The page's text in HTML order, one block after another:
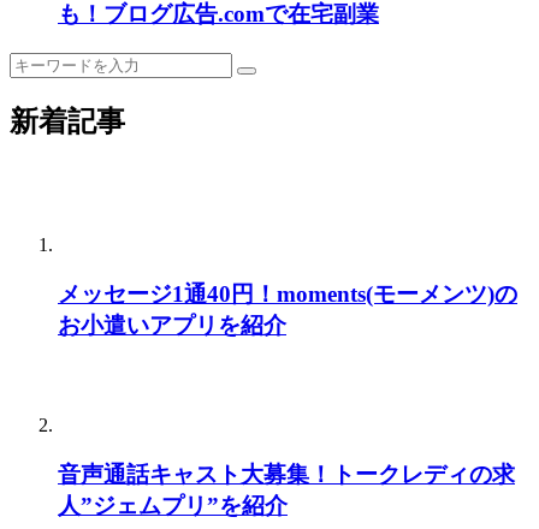
も！ブログ広告.comで在宅副業
新着記事
メッセージ1通40円！moments(モーメンツ)の
お小遣いアプリを紹介
音声通話キャスト大募集！トークレディの求
人”ジェムプリ”を紹介